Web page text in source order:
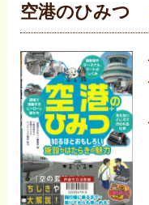
空港のひみつ